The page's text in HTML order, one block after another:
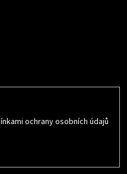
ochrany osobních údajů